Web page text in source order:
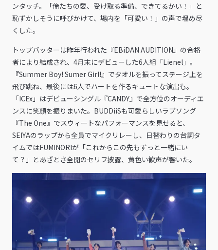
ンタッチ。「俺たちの愛、受け取る準備、できてるかい！」と
恥ずかしそうに呼びかけて、場内を「可愛い！」の声で埋め尽
くした。
トップバッターは昨年行われた『EBiDAN AUDITION』の合格
者により結成され、4月末にデビューした6人組「Lienel」。
『Summer Boy! Sumer Girl!』でタオルを振ってステージ上を
飛び跳ね、最後には6人でハートを作るキュートな演出も。
「ICEx」はデビューシングル『CANDY』で全方位のオーディエ
ンスに笑顔を振りまいた。BUDDiiSも可愛らしいラブソング
『The One』でスウィートなパフォーマンスを見せると、
SEIYAのラップから全員でマイクリレーし、日替わりの台詞タ
イムではFUMINORIが「これからこの先もずっと一緒にい
て？」とあざとさ全開のセリフ披露、黄色い歓声が響いた。